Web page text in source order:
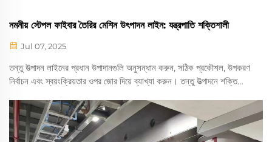
নমনীয় স্টেপল ফাইবার তৈরির মেশিন উৎপাদন লাইন: যন্ত্রপাতি শক্তিশালী
Jul 07, 2025
তন্তু উত্পাদন লাইনের প্রধান উপাদানগুলি অনুসন্ধান করুন, সঠিক প্রকৌশল, উপকরণ
নির্বাচন এবং স্বয়ংক্রিয়তার ওপর জোর দিয়ে ব্যাখ্যা করুন। তন্তু উত্পাদনে শক্তি
পরিবেশগত লক্ষ্যগুলি পূরণ করা যায়।